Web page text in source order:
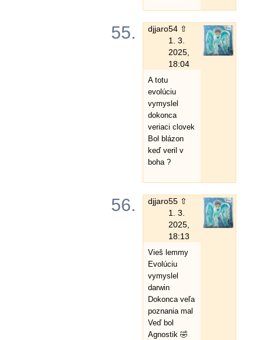
55. djjaro54 ⇧
1. 3.
2025,
18:04
A totu
evolúciu
vymyslel
dokonca
veriaci clovek
Bol blázon
keď veril v
boha ?
56. djjaro55 ⇧
1. 3.
2025,
18:13
Vieš lemmy
Evolúciu
vymyslel
darwin
Dokonca veľa
poznania mal
Veď bol
Agnostik 🤣